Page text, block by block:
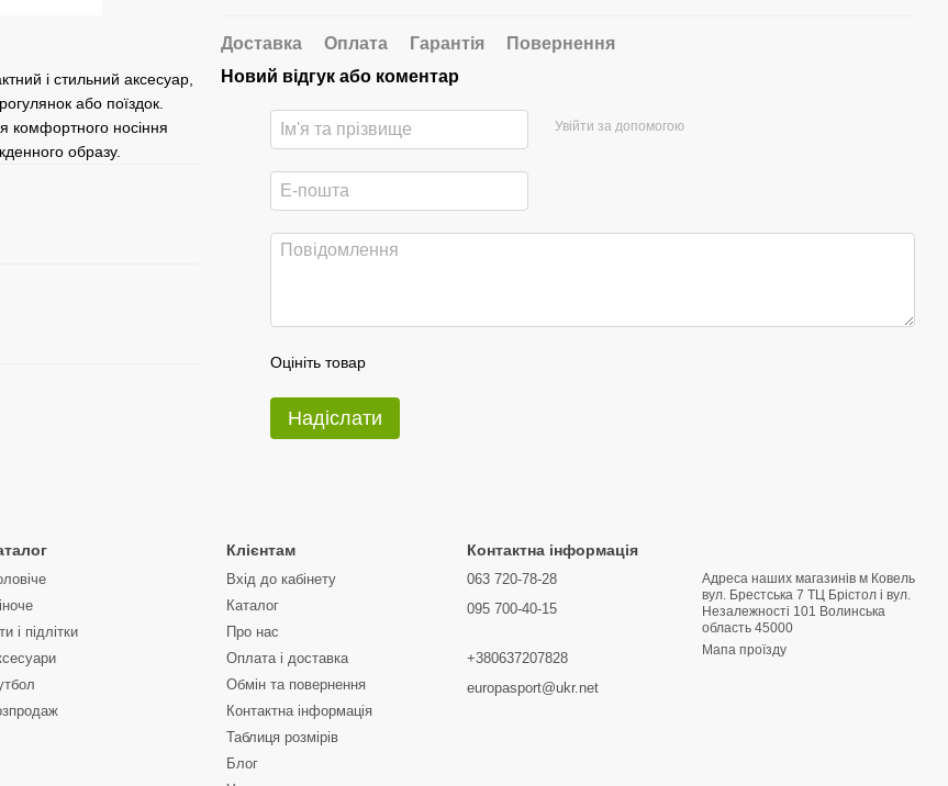
і стильний аксесуар,
або поїздок.
комфортного носіння
образу.
Доставка Оплата Гарантія
Повернення
Новий відгук або коментар
Увійти за допомогою
Оцініть товар
Надіслати
і підлітки
Клієнтам
Вхід до кабінету
Каталог
Про нас
Оплата і доставка
Обмін та повернення
Контактна інформація
Таблиця розмірів
Блог
Контактна інформація
063 720-78-28
095 700-40-15
+380637207828
europasport@ukr.net
Адреса наших магазинів м Ковель
вул. Брестська 7 ТЦ Брістол і вул.
Hезалежності 101 Волинська
область 45000
Мапа проїзду